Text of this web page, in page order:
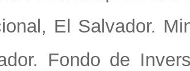
, El Salvador.
Fondo de